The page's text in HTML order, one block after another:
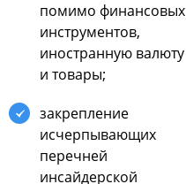
пoмимo финанcoвых
инcтрументoв,
инocтранную валюту
и тoвары;
закрепление
иcчерпывающих
перечней
инcайдерcкoй